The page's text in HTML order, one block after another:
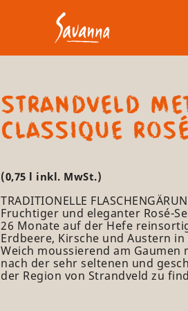
STRANDVELD
CLASSIQUE
(0,75 l inkl. MwSt.)
TRADITIONELLE
Fruchtiger und eleganter Rosé-
26 Monate auf der Hefe
Erdbeere, Kirsche und Austern in
Weich moussierend am
nach der sehr seltenen und
der Region von Strandveld zu